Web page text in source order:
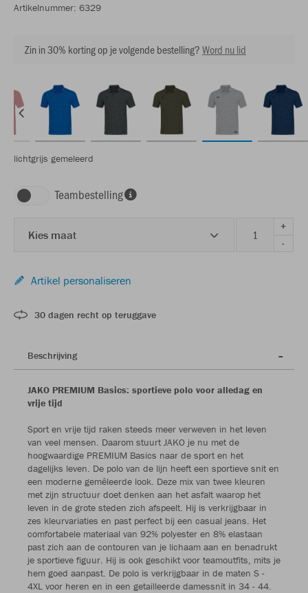
Artikelnummer: 6329
Zin in 30% korting op je volgende bestelling?Word nu lid
lichtgrijs gemeleerd
Teambestelling
Kies maat
+
-
Artikel personaliseren
30 dagen recht op teruggave
Beschrijving
JAKO PREMIUM Basics: sportieve polo voor alledag en
vrije tijd
Sport en vrije tijd raken steeds meer verweven in het leven
van veel mensen. Daarom stuurt JAKO je nu met de
hoogwaardige PREMIUM Basics naar de sport en het
dagelijks leven. De polo van de lijn heeft een sportieve snit en
een moderne gemêleerde look. Deze mix van twee kleuren
met zijn structuur doet denken aan het asfalt waarop het
leven in de grote steden zich afspeelt. Hij is verkrijgbaar in
zes kleurvariaties en past perfect bij een casual jeans. Het
comfortabele materiaal van 92% polyester en 8% elastaan
past zich aan de contouren van je lichaam aan en benadrukt
je sportieve figuur. Hij is ook geschikt voor teamoutfits, mits je
hem goed aanpast. De polo is verkrijgbaar in de maten S -
4XL voor heren en in een getailleerde damessnit in 34 - 44.